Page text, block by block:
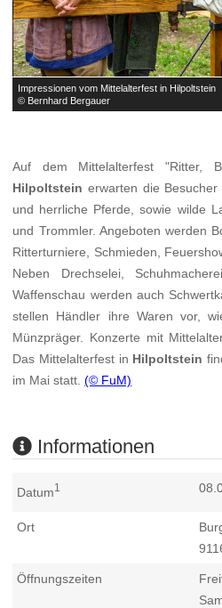
Impressionen vom Mittelalterfest in Hilpoltstein
© Bernhard Bergauer
Auf dem Mittelalterfest "Ritter,
Hilpoltstein erwarten die
und herrliche Pferde, sowie wilde
und Trommler. Angeboten werden
Ritterturniere, Schmieden,
Neben Drechselei,
Waffenschau werden auch
stellen Händler ihre Waren vor,
Münzpräger. Konzerte mit
Das Mittelalterfest in Hilpoltstein
im Mai statt.(© FuM)
Informationen
Datum1
Ort
Öffnungszeiten